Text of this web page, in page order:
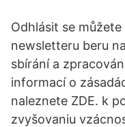
Odhlásit se
newsletteru beru
sbírání a
informací o
naleznete ZDE. k
zvyšovaniu